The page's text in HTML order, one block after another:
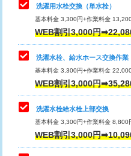
給水管工事※（ライニング鋼
管・ポリ管・HT管使用/3ｍ超
排水管工事（土の掘削・埋め
業）
排水管工事（排水管工事/3ｍ
排水管工事（追加 排水管工
え）
マス交換（土の掘削・埋め戻
止水・漏水調査・防水処理・
理・調整・分解・加工など（
キッチンタンク脱着
その他部品の脱着
交換・取付（タンク）
交換・取付(単水栓（壁付・
式）)
洗濯用水栓交換（単水栓）
基本料金 3,300円+作業料金
WEB割引3,000円
洗濯水栓、給水ホース交換作業
基本料金 3,300円+作業料金
WEB割引3,000円
洗濯水栓給水栓上部交換
基本料金 3,300円+作業料金
WEB割引3,000円